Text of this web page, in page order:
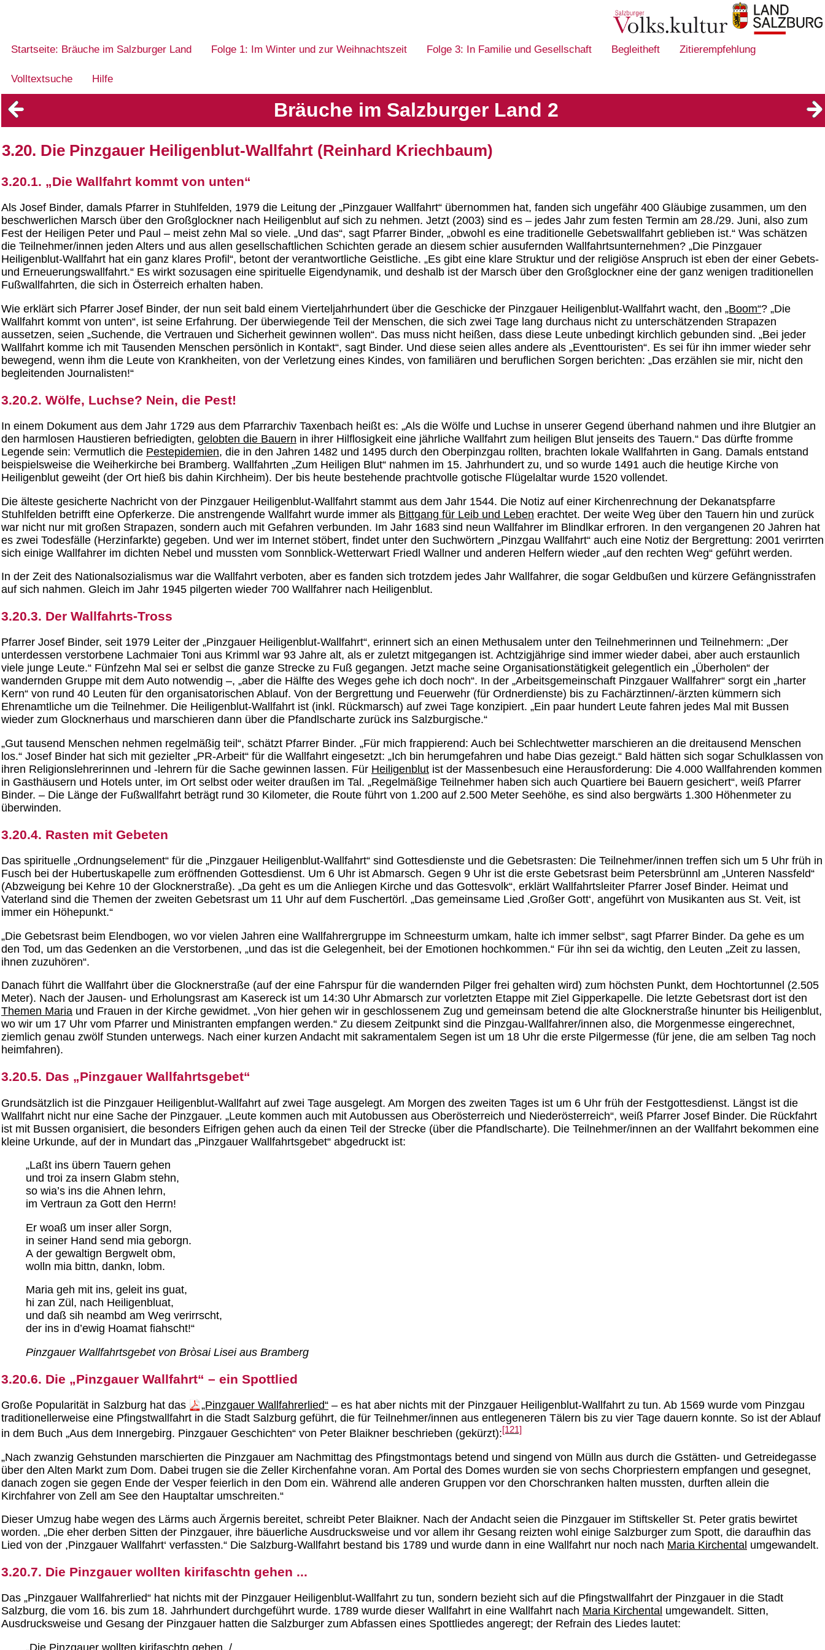
Startseite: Bräuche im Salzburger Land Folge 1: Im Winter und zur Weihnachtszeit Folge 3: In Familie und Gesellschaft Begleitheft Zitierempfehlung
Volltextsuche Hilfe
Bräuche im Salzburger Land 2
3.20. Die Pinzgauer Heiligenblut-Wallfahrt (Reinhard Kriechbaum)
3.20.1. „Die Wallfahrt kommt von unten“
Als Josef Binder, damals Pfarrer in Stuhlfelden, 1979 die Leitung der „Pinzgauer Wallfahrt“ übernommen hat, fanden sich ungefähr 400 Gläubige zusammen, um den
beschwerlichen Marsch über den Großglockner nach Heiligenblut auf sich zu nehmen. Jetzt (2003) sind es – jedes Jahr zum festen Termin am 28./29. Juni, also zum
Fest der Heiligen Peter und Paul – meist zehn Mal so viele. „Und das“, sagt Pfarrer Binder, „obwohl es eine traditionelle Gebetswallfahrt geblieben ist.“ Was schätzen
die Teilnehmer/innen jeden Alters und aus allen gesellschaftlichen Schichten gerade an diesem schier ausufernden Wallfahrtsunternehmen? „Die Pinzgauer
Heiligenblut-Wallfahrt hat ein ganz klares Profil“, betont der verantwortliche Geistliche. „Es gibt eine klare Struktur und der religiöse Anspruch ist eben der einer Gebets-
und Erneuerungswallfahrt.“ Es wirkt sozusagen eine spirituelle Eigendynamik, und deshalb ist der Marsch über den Großglockner eine der ganz wenigen traditionellen
Fußwallfahrten, die sich in Österreich erhalten haben.
Wie erklärt sich Pfarrer Josef Binder, der nun seit bald einem Vierteljahrhundert über die Geschicke der Pinzgauer Heiligenblut-Wallfahrt wacht, den „Boom“? „Die
Wallfahrt kommt von unten“, ist seine Erfahrung. Der überwiegende Teil der Menschen, die sich zwei Tage lang durchaus nicht zu unterschätzenden Strapazen
aussetzen, seien „Suchende, die Vertrauen und Sicherheit gewinnen wollen“. Das muss nicht heißen, dass diese Leute unbedingt kirchlich gebunden sind. „Bei jeder
Wallfahrt komme ich mit Tausenden Menschen persönlich in Kontakt“, sagt Binder. Und diese seien alles andere als „Eventtouristen“. Es sei für ihn immer wieder sehr
bewegend, wenn ihm die Leute von Krankheiten, von der Verletzung eines Kindes, von familiären und beruflichen Sorgen berichten: „Das erzählen sie mir, nicht den
begleitenden Journalisten!“
3.20.2. Wölfe, Luchse? Nein, die Pest!
In einem Dokument aus dem Jahr 1729 aus dem Pfarrarchiv Taxenbach heißt es: „Als die Wölfe und Luchse in unserer Gegend überhand nahmen und ihre Blutgier an
den harmlosen Haustieren befriedigten, gelobten die Bauern in ihrer Hilflosigkeit eine jährliche Wallfahrt zum heiligen Blut jenseits des Tauern.“ Das dürfte fromme
Legende sein: Vermutlich die Pestepidemien, die in den Jahren 1482 und 1495 durch den Oberpinzgau rollten, brachten lokale Wallfahrten in Gang. Damals entstand
beispielsweise die Weiherkirche bei Bramberg. Wallfahrten „Zum Heiligen Blut“ nahmen im 15. Jahrhundert zu, und so wurde 1491 auch die heutige Kirche von
Heiligenblut geweiht (der Ort hieß bis dahin Kirchheim). Der bis heute bestehende prachtvolle gotische Flügelaltar wurde 1520 vollendet.
Die älteste gesicherte Nachricht von der Pinzgauer Heiligenblut-Wallfahrt stammt aus dem Jahr 1544. Die Notiz auf einer Kirchenrechnung der Dekanatspfarre
Stuhlfelden betrifft eine Opferkerze. Die anstrengende Wallfahrt wurde immer als Bittgang für Leib und Leben erachtet. Der weite Weg über den Tauern hin und zurück
war nicht nur mit großen Strapazen, sondern auch mit Gefahren verbunden. Im Jahr 1683 sind neun Wallfahrer im Blindlkar erfroren. In den vergangenen 20 Jahren hat
es zwei Todesfälle (Herzinfarkte) gegeben. Und wer im Internet stöbert, findet unter den Suchwörtern „Pinzgau Wallfahrt“ auch eine Notiz der Bergrettung: 2001 verirrten
sich einige Wallfahrer im dichten Nebel und mussten vom Sonnblick-Wetterwart Friedl Wallner und anderen Helfern wieder „auf den rechten Weg“ geführt werden.
In der Zeit des Nationalsozialismus war die Wallfahrt verboten, aber es fanden sich trotzdem jedes Jahr Wallfahrer, die sogar Geldbußen und kürzere Gefängnisstrafen
auf sich nahmen. Gleich im Jahr 1945 pilgerten wieder 700 Wallfahrer nach Heiligenblut.
3.20.3. Der Wallfahrts-Tross
Pfarrer Josef Binder, seit 1979 Leiter der „Pinzgauer Heiligenblut-Wallfahrt“, erinnert sich an einen Methusalem unter den Teilnehmerinnen und Teilnehmern: „Der
unterdessen verstorbene Lachmaier Toni aus Krimml war 93 Jahre alt, als er zuletzt mitgegangen ist. Achtzigjährige sind immer wieder dabei, aber auch erstaunlich
viele junge Leute.“ Fünfzehn Mal sei er selbst die ganze Strecke zu Fuß gegangen. Jetzt mache seine Organisationstätigkeit gelegentlich ein „Überholen“ der
wandernden Gruppe mit dem Auto notwendig –, „aber die Hälfte des Weges gehe ich doch noch“. In der „Arbeitsgemeinschaft Pinzgauer Wallfahrer“ sorgt ein „harter
Kern“ von rund 40 Leuten für den organisatorischen Ablauf. Von der Bergrettung und Feuerwehr (für Ordnerdienste) bis zu Fachärztinnen/-ärzten kümmern sich
Ehrenamtliche um die Teilnehmer. Die Heiligenblut-Wallfahrt ist (inkl. Rückmarsch) auf zwei Tage konzipiert. „Ein paar hundert Leute fahren jedes Mal mit Bussen
wieder zum Glocknerhaus und marschieren dann über die Pfandlscharte zurück ins Salzburgische.“
„Gut tausend Menschen nehmen regelmäßig teil“, schätzt Pfarrer Binder. „Für mich frappierend: Auch bei Schlechtwetter marschieren an die dreitausend Menschen
los.“ Josef Binder hat sich mit gezielter „PR-Arbeit“ für die Wallfahrt eingesetzt: „Ich bin herumgefahren und habe Dias gezeigt.“ Bald hätten sich sogar Schulklassen von
ihren Religionslehrerinnen und -lehrern für die Sache gewinnen lassen. Für Heiligenblut ist der Massenbesuch eine Herausforderung: Die 4.000 Wallfahrenden kommen
in Gasthäusern und Hotels unter, im Ort selbst oder weiter draußen im Tal. „Regelmäßige Teilnehmer haben sich auch Quartiere bei Bauern gesichert“, weiß Pfarrer
Binder. – Die Länge der Fußwallfahrt beträgt rund 30 Kilometer, die Route führt von 1.200 auf 2.500 Meter Seehöhe, es sind also bergwärts 1.300 Höhenmeter zu
überwinden.
3.20.4. Rasten mit Gebeten
Das spirituelle „Ordnungselement“ für die „Pinzgauer Heiligenblut-Wallfahrt“ sind Gottesdienste und die Gebetsrasten: Die Teilnehmer/innen treffen sich um 5 Uhr früh in
Fusch bei der Hubertuskapelle zum eröffnenden Gottesdienst. Um 6 Uhr ist Abmarsch. Gegen 9 Uhr ist die erste Gebetsrast beim Petersbrünnl am „Unteren Nassfeld“
(Abzweigung bei Kehre 10 der Glocknerstraße). „Da geht es um die Anliegen Kirche und das Gottesvolk“, erklärt Wallfahrtsleiter Pfarrer Josef Binder. Heimat und
Vaterland sind die Themen der zweiten Gebetsrast um 11 Uhr auf dem Fuschertörl. „Das gemeinsame Lied ‚Großer Gott‘, angeführt von Musikanten aus St. Veit, ist
immer ein Höhepunkt.“
„Die Gebetsrast beim Elendbogen, wo vor vielen Jahren eine Wallfahrergruppe im Schneesturm umkam, halte ich immer selbst“, sagt Pfarrer Binder. Da gehe es um
den Tod, um das Gedenken an die Verstorbenen, „und das ist die Gelegenheit, bei der Emotionen hochkommen.“ Für ihn sei da wichtig, den Leuten „Zeit zu lassen,
ihnen zuzuhören“.
Danach führt die Wallfahrt über die Glocknerstraße (auf der eine Fahrspur für die wandernden Pilger frei gehalten wird) zum höchsten Punkt, dem Hochtortunnel (2.505
Meter). Nach der Jausen- und Erholungsrast am Kasereck ist um 14:30 Uhr Abmarsch zur vorletzten Etappe mit Ziel Gipperkapelle. Die letzte Gebetsrast dort ist den
Themen Maria und Frauen in der Kirche gewidmet. „Von hier gehen wir in geschlossenem Zug und gemeinsam betend die alte Glocknerstraße hinunter bis Heiligenblut,
wo wir um 17 Uhr vom Pfarrer und Ministranten empfangen werden.“ Zu diesem Zeitpunkt sind die Pinzgau-Wallfahrer/innen also, die Morgenmesse eingerechnet,
ziemlich genau zwölf Stunden unterwegs. Nach einer kurzen Andacht mit sakramentalem Segen ist um 18 Uhr die erste Pilgermesse (für jene, die am selben Tag noch
heimfahren).
3.20.5. Das „Pinzgauer Wallfahrtsgebet“
Grundsätzlich ist die Pinzgauer Heiligenblut-Wallfahrt auf zwei Tage ausgelegt. Am Morgen des zweiten Tages ist um 6 Uhr früh der Festgottesdienst. Längst ist die
Wallfahrt nicht nur eine Sache der Pinzgauer. „Leute kommen auch mit Autobussen aus Oberösterreich und Niederösterreich“, weiß Pfarrer Josef Binder. Die Rückfahrt
ist mit Bussen organisiert, die besonders Eifrigen gehen auch da einen Teil der Strecke (über die Pfandlscharte). Die Teilnehmer/innen an der Wallfahrt bekommen eine
kleine Urkunde, auf der in Mundart das „Pinzgauer Wallfahrtsgebet“ abgedruckt ist:
„Laßt ins übern Tauern gehen
und troi za insern Glabm stehn,
so wia’s ins die Ahnen lehrn,
im Vertraun za Gott den Herrn!
Er woaß um inser aller Sorgn,
in seiner Hand send mia geborgn.
A der gewaltign Bergwelt obm,
wolln mia bittn, dankn, lobm.
Maria geh mit ins, geleit ins guat,
hi zan Zül, nach Heiligenbluat,
und daß sih neambd am Weg verirrscht,
der ins in d’ewig Hoamat fiahscht!“
Pinzgauer Wallfahrtsgebet von Bròsai Lisei aus Bramberg
3.20.6. Die „Pinzgauer Wallfahrt“ – ein Spottlied
Große Popularität in Salzburg hat das „Pinzgauer Wallfahrerlied“ – es hat aber nichts mit der Pinzgauer Heiligenblut-Wallfahrt zu tun. Ab 1569 wurde vom Pinzgau
traditionellerweise eine Pfingstwallfahrt in die Stadt Salzburg geführt, die für Teilnehmer/innen aus entlegeneren Tälern bis zu vier Tage dauern konnte. So ist der Ablauf
in dem Buch „Aus dem Innergebirg. Pinzgauer Geschichten“ von Peter Blaikner beschrieben (gekürzt):[121]
„Nach zwanzig Gehstunden marschierten die Pinzgauer am Nachmittag des Pfingstmontags betend und singend von Mülln aus durch die Gstätten- und Getreidegasse
über den Alten Markt zum Dom. Dabei trugen sie die Zeller Kirchenfahne voran. Am Portal des Domes wurden sie von sechs Chorpriestern empfangen und gesegnet,
danach zogen sie gegen Ende der Vesper feierlich in den Dom ein. Während alle anderen Gruppen vor den Chorschranken halten mussten, durften allein die
Kirchfahrer von Zell am See den Hauptaltar umschreiten.“
Dieser Umzug habe wegen des Lärms auch Ärgernis bereitet, schreibt Peter Blaikner. Nach der Andacht seien die Pinzgauer im Stiftskeller St. Peter gratis bewirtet
worden. „Die eher derben Sitten der Pinzgauer, ihre bäuerliche Ausdrucksweise und vor allem ihr Gesang reizten wohl einige Salzburger zum Spott, die daraufhin das
Lied von der ,Pinzgauer Wallfahrt‘ verfassten.“ Die Salzburg-Wallfahrt bestand bis 1789 und wurde dann in eine Wallfahrt nur noch nach Maria Kirchental umgewandelt.
3.20.7. Die Pinzgauer wollten kirifaschtn gehen ...
Das „Pinzgauer Wallfahrerlied“ hat nichts mit der Pinzgauer Heiligenblut-Wallfahrt zu tun, sondern bezieht sich auf die Pfingstwallfahrt der Pinzgauer in die Stadt
Salzburg, die vom 16. bis zum 18. Jahrhundert durchgeführt wurde. 1789 wurde dieser Wallfahrt in eine Wallfahrt nach Maria Kirchental umgewandelt. Sitten,
Ausdrucksweise und Gesang der Pinzgauer hatten die Salzburger zum Abfassen eines Spottliedes angeregt; der Refrain des Liedes lautet:
„Die Pinzgauer wollten kirifaschtn gehen, /